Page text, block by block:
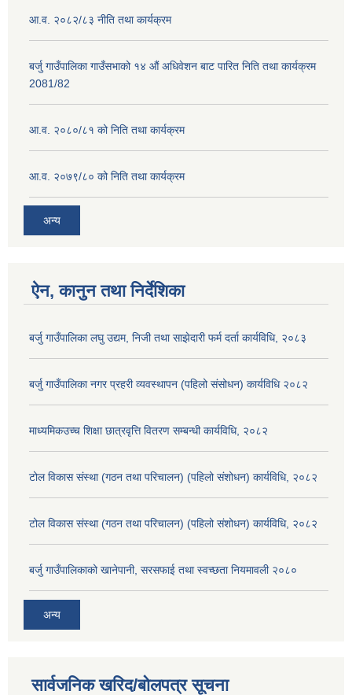
आ.व. २०८२/८३ नीति तथा कार्यक्रम
बर्जु गाउँपालिका गाउँसभाको १४ औं अधिवेशन बाट पारित निति तथा कार्यक्रम
2081/82
आ.व. २०८०/८१ को निति तथा कार्यक्रम
आ.व. २०७९/८० को निति तथा कार्यक्रम
अन्य
ऐन, कानुन तथा निर्देशिका
बर्जु गाउँपालिका लघु उद्यम, निजी तथा साझेदारी फर्म दर्ता कार्यविधि, २०८३
बर्जु गाउँपालिका नगर प्रहरी व्यवस्थापन (पहिलो संसोधन) कार्यविधि २०८२
माध्यमिकउच्च शिक्षा छात्रवृत्ति वितरण सम्बन्धी कार्यविधि, २०८२
टोल विकास संस्था (गठन तथा परिचालन) (पहिलो संशोधन) कार्यविधि, २०८२
टोल विकास संस्था (गठन तथा परिचालन) (पहिलो संशोधन) कार्यविधि, २०८२
बर्जु गाउँपालिकाको खानेपानी, सरसफाई तथा स्वच्छता नियमावली २०८०
अन्य
सार्वजनिक खरिद/बोलपत्र सूचना